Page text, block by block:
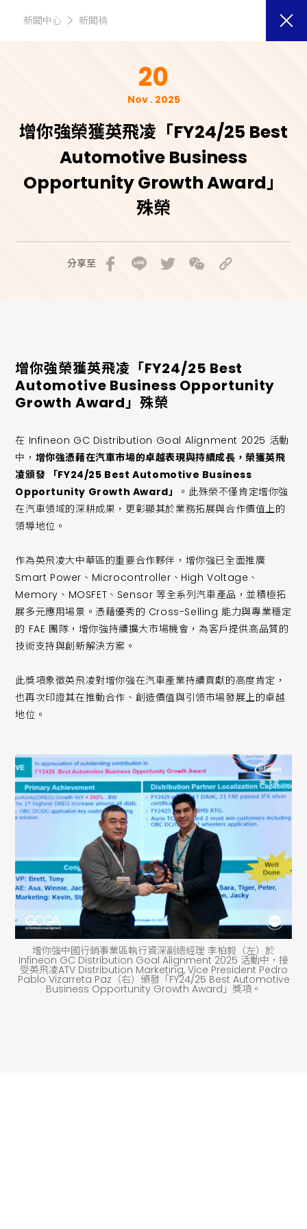
新聞中心 新聞稿
20
Nov . 2025
增你強榮獲英飛凌「FY24/25 Best
Automotive Business
Opportunity Growth Award」
殊榮
分享至
增你強榮獲英飛凌「FY24/25 Best
Automotive Business Opportunity
Growth Award」殊榮
增你強中國行銷事業區執行資深副總經理 李柏毅（左）於
Infineon GC Distribution Goal Alignment 2025 活動中，接
受英飛凌ATV Distribution Marketing, Vice President Pedro
Pablo Vizarreta Paz（右）頒發「FY24/25 Best Automotive
Business Opportunity Growth Award」獎項。
在 Infineon GC Distribution Goal Alignment 2025 活動
中， 增你強憑藉在汽車市場的卓越表現與持續成長，榮獲英飛
凌頒發 「FY24/25 Best Automotive Business
Opportunity Growth Award」
。此殊榮不僅肯定增你強
在汽車領域的深耕成果，更彰顯其於業務拓展與合作價值上的
領導地位。
作為英飛凌大中華區的重要合作夥伴，增你強已全面推廣
Smart Power、Microcontroller、High Voltage、
Memory、MOSFET、Sensor 等全系列汽車產品，並積極拓
展多元應用場景。憑藉優秀的 Cross-Selling 能力與專業穩定
的 FAE 團隊，增你強持續擴大市場機會，為客戶提供高品質的
技術支持與創新解決方案。
此獎項象徵英飛凌對增你強在汽車產業持續貢獻的高度肯定，
也再次印證其在推動合作、創造價值與引領市場發展上的卓越
地位。